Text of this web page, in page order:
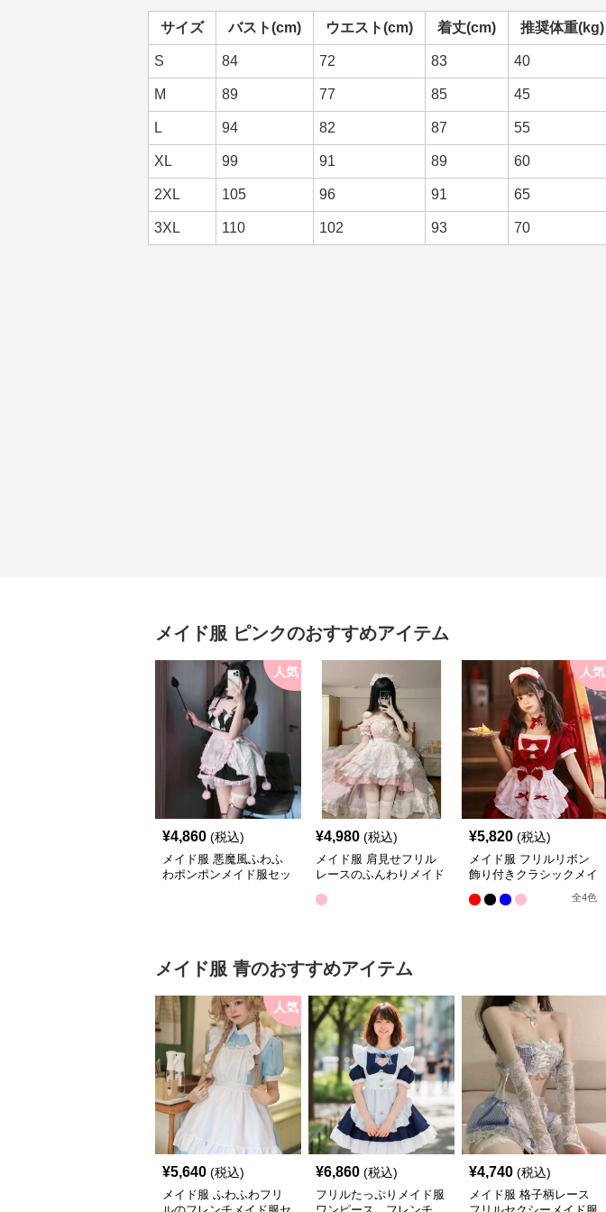
サイズ バスト(cm) ウエスト(cm) 着丈(cm) 推奨体重(kg)
S 84 72 83 40
M 89 77 85 45
L 94 82 87 55
XL 99 91 89 60
2XL 105 96 91 65
3XL 110 102 93 70
メイド服 ピンクのおすすめアイテム
人気
¥4,860 (税込)
メイド服 悪魔風ふわふ
わポンポンメイド服セッ
¥4,980 (税込)
メイド服 肩見せフリル
レースのふんわりメイド
人気
¥5,820 (税込)
メイド服 フリルリボン
飾り付きクラシックメイ
全4色
メイド服 青のおすすめアイテム
人気
¥5,640 (税込)
メイド服 ふわふわフリ
¥6,860 (税込)
フリルたっぷりメイド服
¥4,740 (税込)
メイド服 格子柄レース